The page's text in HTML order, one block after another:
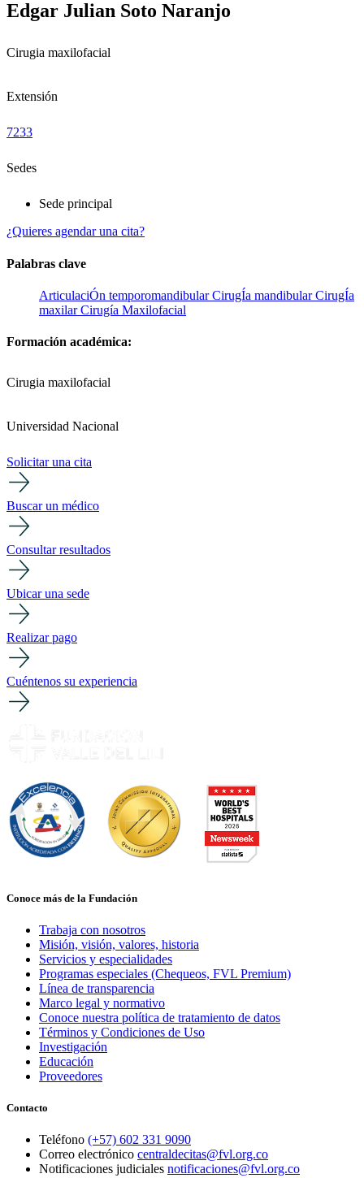
Edgar Julian Soto Naranjo
Cirugia maxilofacial
Extensión
7233
Sedes
Sede principal
¿Quieres agendar una cita?
Palabras clave
ArticulaciÓn temporomandibularCirugÍa mandibularCirugÍa
maxilarCirugía Maxilofacial
Formación académica:
Cirugia maxilofacial
Universidad Nacional
Solicitar una cita
Buscar un médico
Consultar resultados
Ubicar una sede
Realizar pago
Cuéntenos su experiencia
Conoce más de la Fundación
Trabaja con nosotros
Misión, visión, valores, historia
Servicios y especialidades
Programas especiales (Chequeos, FVL Premium)
Línea de transparencia
Marco legal y normativo
Conoce nuestra política de tratamiento de datos
Términos y Condiciones de Uso
Investigación
Educación
Proveedores
Contacto
Teléfono (+57) 602 331 9090
Correo electrónico centraldecitas@fvl.org.co
Notificaciones judiciales notificaciones@fvl.org.co